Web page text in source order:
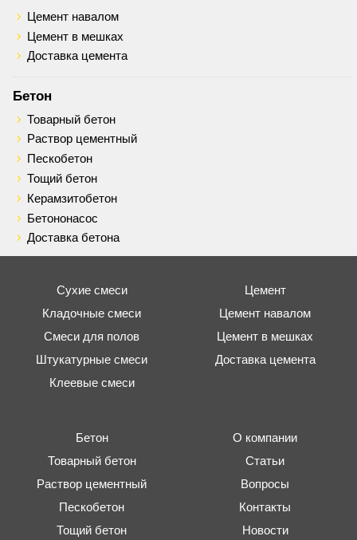
Цемент навалом
Цемент в мешках
Доставка цемента
Бетон
Товарный бетон
Раствор цементный
Пескобетон
Тощий бетон
Керамзитобетон
Бетононасос
Доставка бетона
Сухие смеси
Кладочные смеси
Смеси для полов
Штукатурные смеси
Клеевые смеси
Цемент
Цемент навалом
Цемент в мешках
Доставка цемента
Бетон
Товарный бетон
Раствор цементный
Пескобетон
Тощий бетон
О компании
Статьи
Вопросы
Контакты
Новости